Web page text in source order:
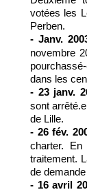
votées les
Perben.
- Janv.
novembre
dans les
- 23 janv.
sont
de Lille.
- 26 fév.
charter.
traitement.
de
- 16 avril